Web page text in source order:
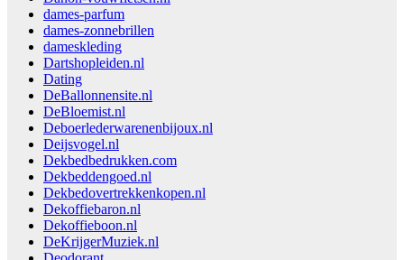
dames-parfum
dames-zonnebrillen
dameskleding
Dartshopleiden.nl
Dating
DeBallonnensite.nl
DeBloemist.nl
Deboerlederwarenenbijoux.nl
Deijsvogel.nl
Dekbedbedrukken.com
Dekbeddengoed.nl
Dekbedovertrekkenkopen.nl
Dekoffiebaron.nl
Dekoffieboon.nl
DeKrijgerMuziek.nl